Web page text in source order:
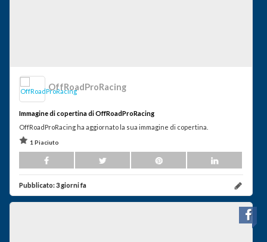
OffRoadProRacing
Immagine di copertina di OffRoadProRacing
OffRoadProRacing ha aggiornato la sua immagine di copertina.
1 Piaciuto
Pubblicato:3 giorni fa